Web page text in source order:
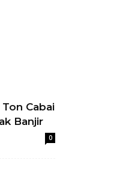
Cabai
Banjir
0